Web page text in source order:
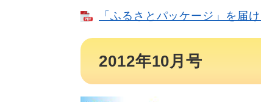
「ふるさとパッケージ」を届
2012年10月号